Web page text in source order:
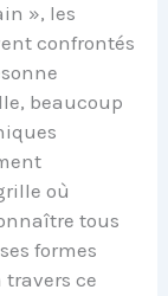
», les
confrontés
beaucoup
où
tous
formes
travers ce